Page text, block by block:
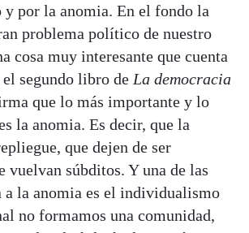
por la anomia. En el fondo la
problema político de nuestro
cosa muy interesante que cuenta
segundo libro de La democracia
que lo más importante y lo
la anomia. Es decir, que la
que dejen de ser
vuelvan súbditos. Y una de las
a la anomia es el individualismo
no formamos una comunidad,